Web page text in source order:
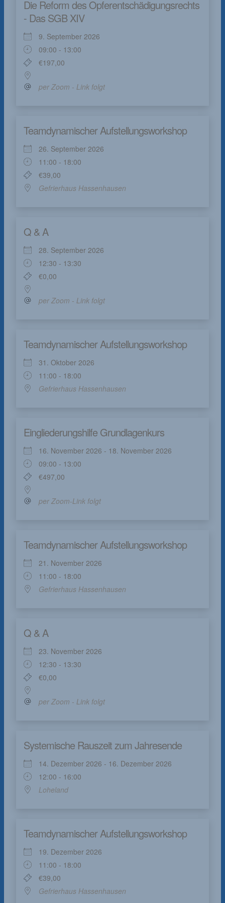
Die Reform des Opferentschädigungsrechts
- Das SGB XIV
9. September 2026
09:00 - 13:00
€197,00
per Zoom - Link folgt
Teamdynamischer Aufstellungsworkshop
26. September 2026
11:00 - 18:00
€39,00
Gefrierhaus Hassenhausen
Q & A
28. September 2026
12:30 - 13:30
€0,00
per Zoom - Link folgt
Teamdynamischer Aufstellungsworkshop
31. Oktober 2026
11:00 - 18:00
Gefrierhaus Hassenhausen
Eingliederungshilfe Grundlagenkurs
16. November 2026 - 18. November 2026
09:00 - 13:00
€497,00
per Zoom-Link folgt
Teamdynamischer Aufstellungsworkshop
21. November 2026
11:00 - 18:00
Gefrierhaus Hassenhausen
Q & A
23. November 2026
12:30 - 13:30
€0,00
per Zoom - Link folgt
Systemische Rauszeit zum Jahresende
14. Dezember 2026 - 16. Dezember 2026
12:00 - 16:00
Loheland
Teamdynamischer Aufstellungsworkshop
19. Dezember 2026
11:00 - 18:00
€39,00
Gefrierhaus Hassenhausen